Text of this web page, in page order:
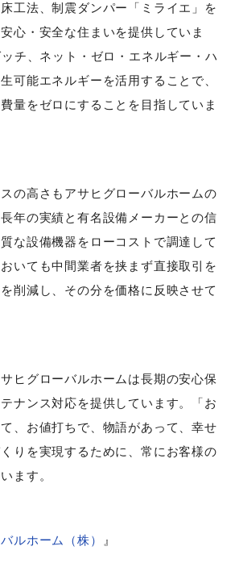
工法、制震ダンパー「ミライエ」を
心・安全な住まいを提供していま
チ、ネット・ゼロ・エネルギー・ハ
可能エネルギーを活用することで、
量をゼロにすることを目指していま
の高さもアサヒグローバルホームの
年の実績と有名設備メーカーとの信
な設備機器をローコストで調達して
いても中間業者を挟まず直接取引を
削減し、その分を価格に反映させて
ヒグローバルホームは長期の安心保
ナンス対応を提供しています。「お
、お値打ちで、物語があって、幸せ
りを実現するために、常にお客様の
ます。
ルホーム（株） 』